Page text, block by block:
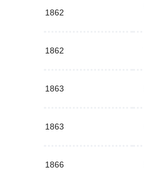
1862
1862
1863
1863
1866